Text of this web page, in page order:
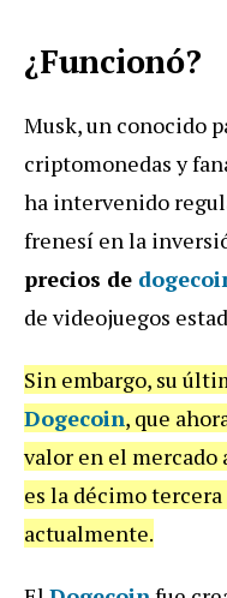
¿Funcionó?
Musk, un conocido
criptomonedas y
ha intervenido
frenesí en la
precios de
de videojuegos
Sin embargo, su
Dogecoin, que
valor en el mercado
es la décimo
actualmente.